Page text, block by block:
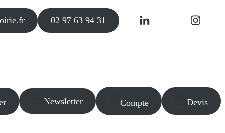
02 97 63 94 31
Newsletter Compte Devis